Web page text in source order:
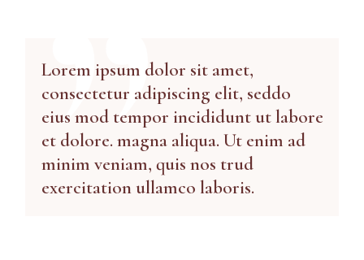
Lorem ipsum dolor sit amet,
consectetur adipiscing elit, seddo
eius mod tempor incididunt ut labore
et dolore. magna aliqua. Ut enim ad
minim veniam, quis nos trud
exercitation ullamco laboris.